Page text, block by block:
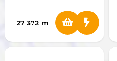
4070
27 372 m